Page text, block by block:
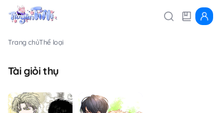
Trang chủThể loại
Tài giỏi thụ